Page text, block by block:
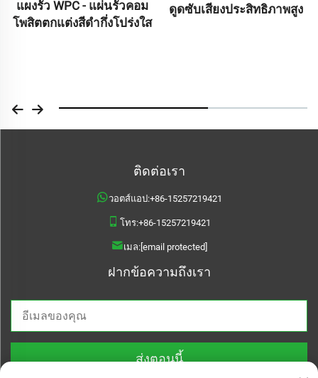
ดูดซับเสียงประสิทธิภาพสูง
แผ่นพื้น WPC แบบร่วมอัด
ติดต่อเรา
วอตส์แอป:+86-15257219421
โทร:+86-15257219421
เมล: [email protected]
ฝากข้อความถึงเรา
ส่งตอนนี้